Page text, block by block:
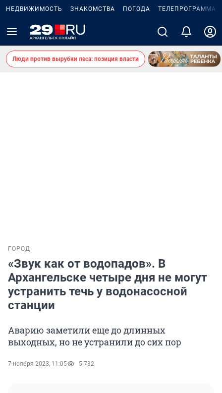
НЕДВИЖИМОСТЬ ЗНАКОМСТВА ПОГОДА ТЕЛЕПРОГРАММА
Люди против вырубки леса: позиция власти
ГОРОД
«Звук как от водопадов». В
Архангельске четыре дня не могут
устранить течь у водонасосной
станции
Аварию заметили еще до длинных
выходных, но не устранили до сих пор
7 ноября 2023, 11:05 5 732